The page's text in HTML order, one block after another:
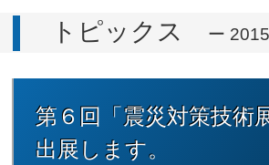
トピックス ー
第６回「震災対策技術
出展します。